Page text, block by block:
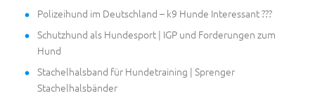
Polizeihund im Deutschland – k9 Hunde Interessant ???
Schutzhund als Hundesport | IGP und Forderungen zum
Hund
Stachelhalsband für Hundetraining | Sprenger
Stachelhalsbänder